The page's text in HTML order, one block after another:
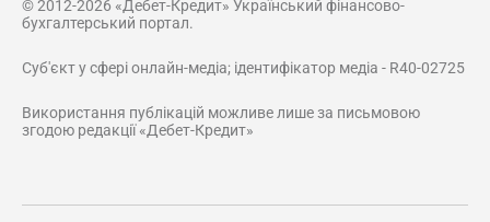
© 2012-2026 «Дебет-Кредит» Український фінансово-
бухгалтерський портал.
Суб'єкт у сфері онлайн-медіа; ідентифікатор медіа - R40-02725
Використання публікацій можливе лише за письмовою
згодою редакції «Дебет-Кредит»